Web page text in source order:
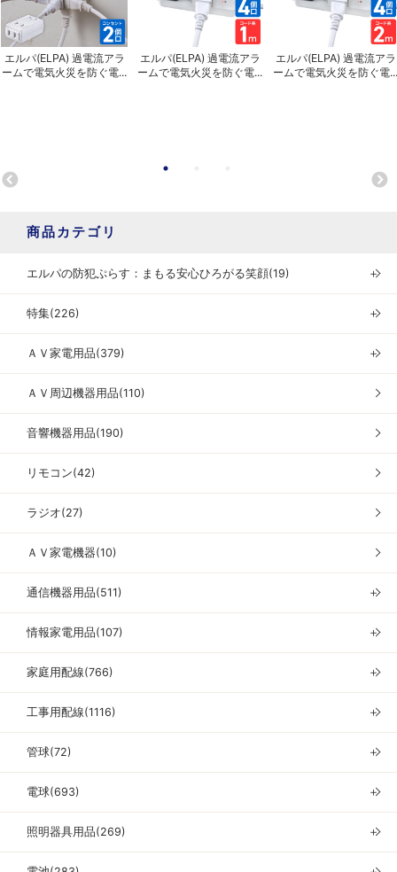
エルパ(ELPA) 過電流アラ
ームで電気火災を防ぐ電...
エルパ(ELPA) 過電流アラ
ームで電気火災を防ぐ電...
エルパ(ELPA) 過電流アラ
ームで電気火災を防ぐ電
商品カテゴリ
エルパの防犯ぷらす：まもる安心ひろがる笑顔(19) ＋
特集(226) ＋
ＡＶ家電用品(379) ＋
ＡＶ周辺機器用品(110)
音響機器用品(190)
リモコン(42)
ラジオ(27)
ＡＶ家電機器(10)
通信機器用品(511) ＋
情報家電用品(107) ＋
家庭用配線(766) ＋
工事用配線(1116) ＋
管球(72) ＋
電球(693) ＋
照明器具用品(269) ＋